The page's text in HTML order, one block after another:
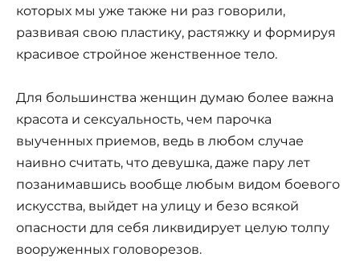
которых мы уже также ни раз говорили,
развивая свою пластику, растяжку и формируя
красивое стройное женственное тело.
Для большинства женщин думаю более важна
красота и сексуальность, чем парочка
выученных приемов, ведь в любом случае
наивно считать, что девушка, даже пару лет
позанимавшись вообще любым видом боевого
искусства, выйдет на улицу и безо всякой
опасности для себя ликвидирует целую толпу
вооруженных головорезов.